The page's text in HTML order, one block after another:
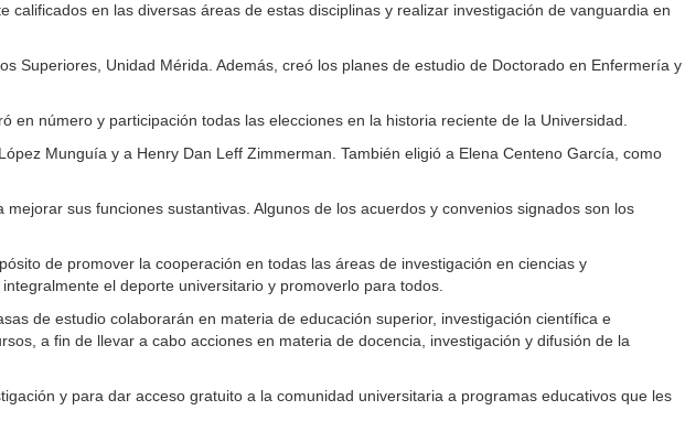
en las diversas áreas de estas disciplinas y realizar investigación de vanguardia en
Superiores, Unidad Mérida. Además, creó los planes de estudio de Doctorado en Enfermería y
número y participación todas las elecciones en la historia reciente de la Universidad.
Munguía y a Henry Dan Leff Zimmerman. También eligió a Elena Centeno García, como
sus funciones sustantivas. Algunos de los acuerdos y convenios signados son los
de promover la cooperación en todas las áreas de investigación en ciencias y
el deporte universitario y promoverlo para todos.
de estudio colaborarán en materia de educación superior, investigación científica e
a fin de llevar a cabo acciones en materia de docencia, investigación y difusión de la
y para dar acceso gratuito a la comunidad universitaria a programas educativos que les